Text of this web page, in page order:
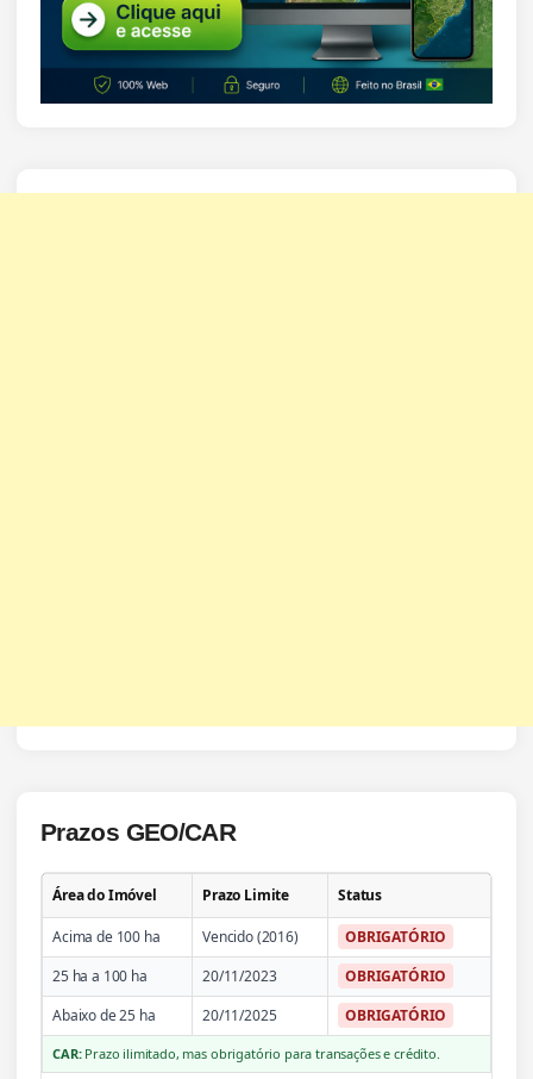
Prazos GEO/CAR
Área do Imóvel Prazo Limite Status
Acima de 100 ha Vencido (2016)
OBRIGATÓRIO
25 ha a 100 ha
20/11/2023
OBRIGATÓRIO
Abaixo de 25 ha
20/11/2025 OBRIGATÓRIO
CAR:Prazo ilimitado, mas obrigatório para transações e crédito.